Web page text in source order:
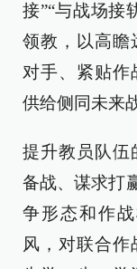
接”“与战场接
领教，以高瞻
对手、紧贴作
供给侧同未来
提升教员队伍
备战、谋求打
争形态和作
风，对联合作